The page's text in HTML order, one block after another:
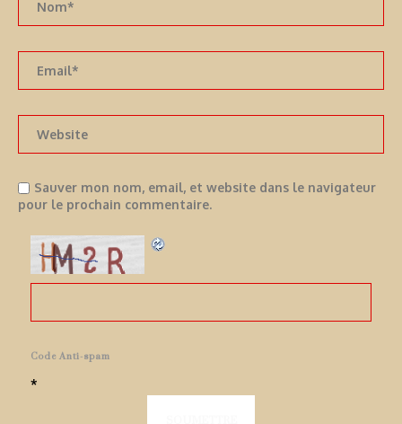
Sauver mon nom, email, et website dans le navigateur
pour le prochain commentaire.
Code Anti-spam
*